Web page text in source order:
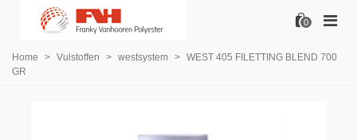
0
Home > Vulstoffen > westsystem > WEST 405 FILETTING BLEND 700
GR